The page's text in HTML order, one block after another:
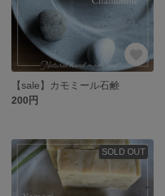
【sale】カモミール石鹸
200円
SOLD OUT